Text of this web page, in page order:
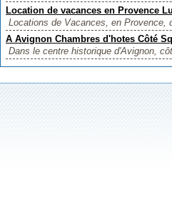
Location de vacances en Provence
Locations de Vacances, en Provence,
A Avignon Chambres d'hotes Côté
Dans le centre historique d'Avignon,